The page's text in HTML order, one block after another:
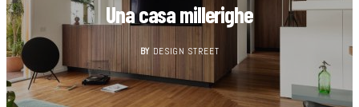
Una casa millerighe
BY DESIGN STREET